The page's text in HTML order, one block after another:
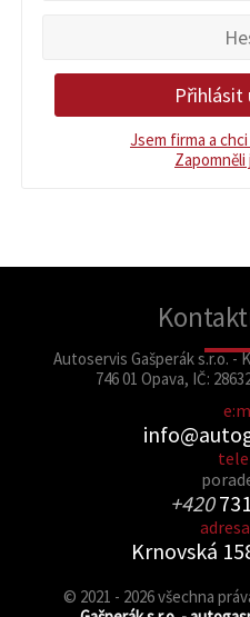
Jsem firma a
Autoservis Gašperák s.r.o. -
746 01 Opava, IČ:
+420
Krnovská
© 2021 - 2026 všechna